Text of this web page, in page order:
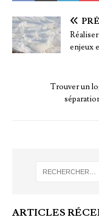
enjeux
Trouver un
ARTICLES